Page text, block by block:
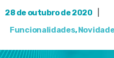
28 de outubro de 2020
Funcionalidades,